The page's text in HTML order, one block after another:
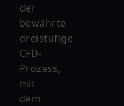
der
bewährte
dreistufige
CFD-
Prozess,
mit
dem